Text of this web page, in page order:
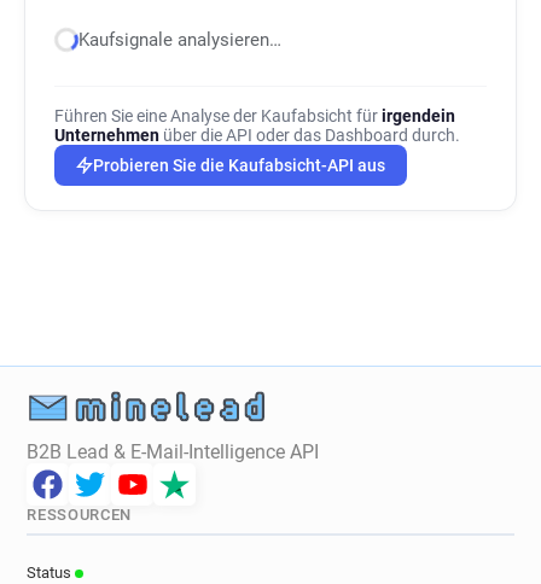
Kaufsignale analysieren…
Führen Sie eine Analyse der Kaufabsicht fürirgendein
Unternehmen über die API oder das Dashboard durch.
Probieren Sie die Kaufabsicht-API aus
B2B Lead & E-Mail-Intelligence API
RESSOURCEN
Status